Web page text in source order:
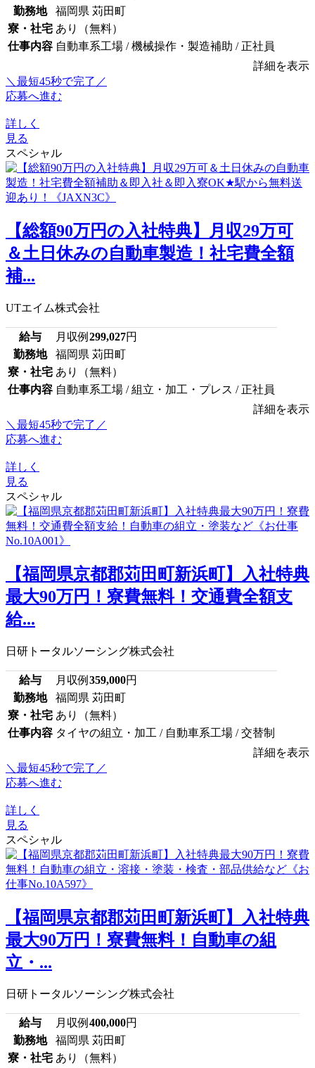
勤務地
福岡県 苅田町
寮・社宅 あり（無料）
仕事内容 自動車系工場 / 機械操作・製造補助 / 正社員
詳細を表示
＼最短45秒で完了／
応募へ進む
詳しく
見る
スペシャル
【総額90万円の入社特典】月収29万可
＆土日休みの自動車製造！社宅費全額
補...
UTエイム株式会社
給与 月収例 299,027円
勤務地
福岡県 苅田町
寮・社宅 あり（無料）
仕事内容 自動車系工場 / 組立・加工・プレス / 正社員
詳細を表示
＼最短45秒で完了／
応募へ進む
詳しく
見る
スペシャル
【福岡県京都郡苅田町新浜町】入社特典
最大90万円！寮費無料！交通費全額支
給...
日研トータルソーシング株式会社
給与 月収例 359,000円
勤務地
福岡県 苅田町
寮・社宅 あり（無料）
仕事内容 タイヤの組立・加工 / 自動車系工場 / 交替制
詳細を表示
＼最短45秒で完了／
応募へ進む
詳しく
見る
スペシャル
【福岡県京都郡苅田町新浜町】入社特典
最大90万円！寮費無料！自動車の組
立・...
日研トータルソーシング株式会社
給与 月収例 400,000円
勤務地
福岡県 苅田町
寮・社宅 あり（無料）